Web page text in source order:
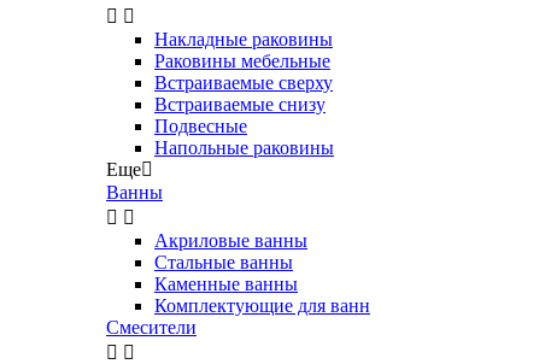
 
Накладные раковины
Раковины мебельные
Встраиваемые сверху
Встраиваемые снизу
Подвесные
Напольные раковины
Еще
Ванны
 
Акриловые ванны
Стальные ванны
Каменные ванны
Комплектующие для ванн
Смесители
 